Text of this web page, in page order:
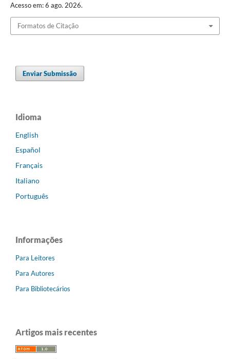
Acesso em: 6 ago. 2026.
Formatos de Citação
Enviar Submissão
Idioma
English
Español
Français
Italiano
Português
Informações
Para Leitores
Para Autores
Para Bibliotecários
Artigos mais recentes